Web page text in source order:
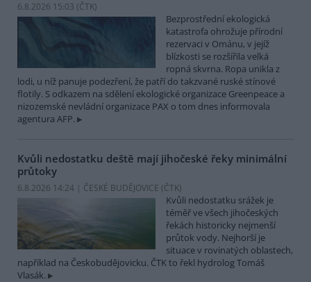
6.8.2026 15:03 (ČTK)
Bezprostřední ekologická
katastrofa ohrožuje přírodní
rezervaci v Ománu, v jejíž
blízkosti se rozšířila velká
ropná skvrna. Ropa unikla z
lodi, u níž panuje podezření, že patří do takzvané ruské stínové
flotily. S odkazem na sdělení ekologické organizace Greenpeace a
nizozemské nevládní organizace PAX o tom dnes informovala
agentura AFP.
Kvůli nedostatku deště mají jihočeské řeky minimální
průtoky
6.8.2026 14:24 | ČESKÉ BUDĚJOVICE (ČTK)
Kvůli nedostatku srážek je
téměř ve všech jihočeských
řekách historicky nejmenší
průtok vody. Nejhorší je
situace v rovinatých oblastech,
například na Českobudějovicku. ČTK to řekl hydrolog Tomáš
Vlasák.